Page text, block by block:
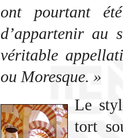
ont pourtant
d’appartenir au
véritable
ou Moresque. »
Le
tort